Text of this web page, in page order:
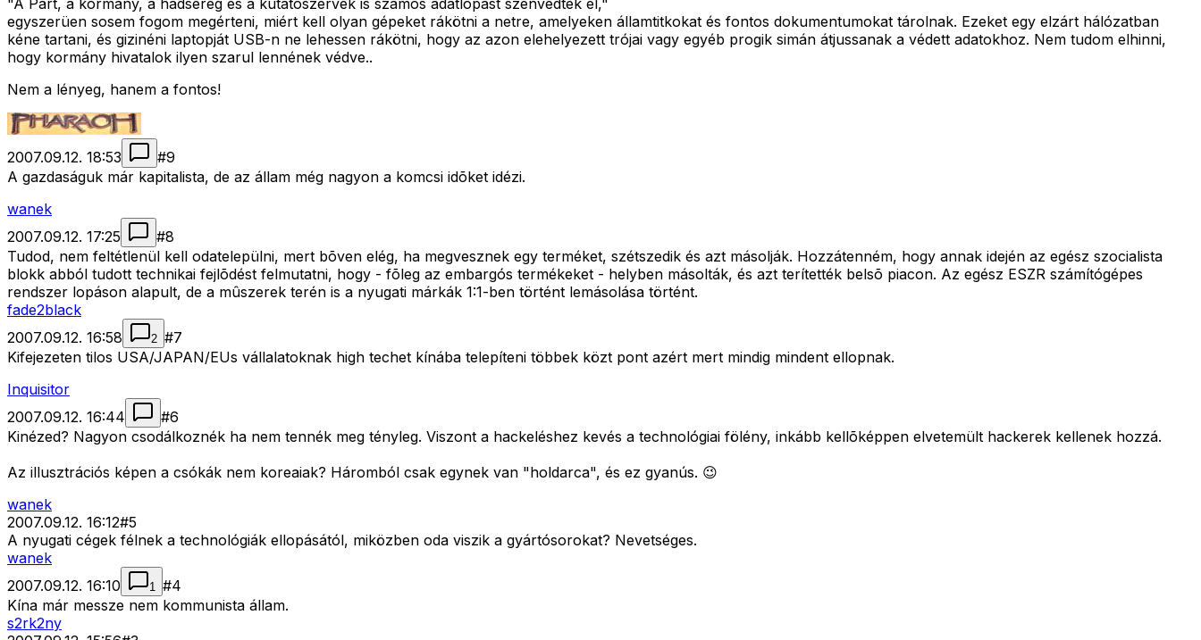
"A Párt, a kormány, a hadsereg és a kutatószervek is számos adatlopást szenvedtek el,"
egyszerüen sosem fogom megérteni, miért kell olyan gépeket rákötni a netre, amelyeken államtitkokat és fontos dokumentumokat tárolnak. Ezeket egy elzárt hálózatban
kéne tartani, és gizinéni laptopját USB-n ne lehessen rákötni, hogy az azon elehelyezett trójai vagy egyéb progik simán átjussanak a védett adatokhoz. Nem tudom elhinni,
hogy kormány hivatalok ilyen szarul lennének védve..
Nem a lényeg, hanem a fontos!
2007.09.12. 18:53 #9
A gazdaságuk már kapitalista, de az állam még nagyon a komcsi idõket idézi.
wanek
2007.09.12. 17:25
#8
Tudod, nem feltétlenül kell odatelepülni, mert bõven elég, ha megvesznek egy terméket, szétszedik és azt másolják. Hozzátenném, hogy annak idején az egész szocialista
blokk abból tudott technikai fejlõdést felmutatni, hogy - fõleg az embargós termékeket - helyben másolták, és azt terítették belsõ piacon. Az egész ESZR számítógépes
rendszer lopáson alapult, de a mûszerek terén is a nyugati márkák 1:1-ben történt lemásolása történt.
fade2black
2007.09.12. 16:58
2 #7
Kifejezeten tilos USA/JAPAN/EUs vállalatoknak high techet kínába telepíteni többek közt pont azért mert mindig mindent ellopnak.
Inquisitor
2007.09.12. 16:44
#6
Kinézed? Nagyon csodálkoznék ha nem tennék meg tényleg. Viszont a hackeléshez kevés a technológiai fölény, inkább kellõképpen elvetemült hackerek kellenek hozzá.
Az illusztrációs képen a csókák nem koreaiak? Háromból csak egynek van "holdarca", és ez gyanús. 😉
wanek
2007.09.12. 16:12#5
A nyugati cégek félnek a technológiák ellopásától, miközben oda viszik a gyártósorokat? Nevetséges.
wanek
2007.09.12. 16:10
1 #4
Kína már messze nem kommunista állam.
s2rk2ny